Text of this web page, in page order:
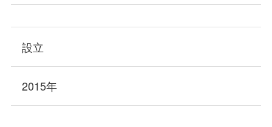
設立
2015年